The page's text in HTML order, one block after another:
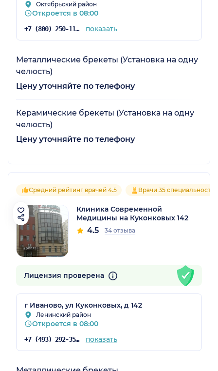
Октябрьский район
Откроется в 08:00
+7 (800) 250-11-22 показать
Металлические брекеты (Установка на одну
челюсть)
Цену уточняйте по телефону
Керамические брекеты (Установка на одну
челюсть)
Цену уточняйте по телефону
Средний рейтинг врачей 4.5 Врачи 35 специальностей
Клиника Современной
Медицины на Куконковых 142
4.5 34 отзыва
Лицензия проверена
г Иваново, ул Куконковых, д 142
Ленинский район
Откроется в 08:00
+7 (493) 292-35-55 показать